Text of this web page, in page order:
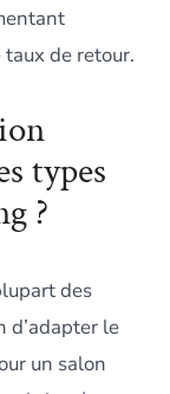
de retour.
types
?
des
d’adapter le
un salon